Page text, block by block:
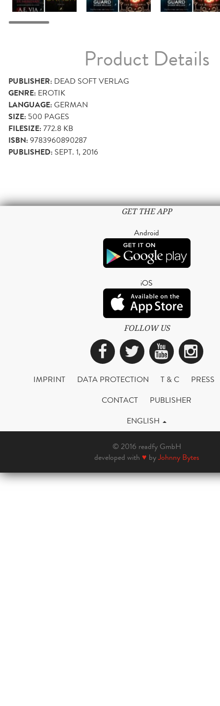
Product Details
PUBLISHER: DEAD SOFT VERLAG
GENRE: EROTIK
LANGUAGE:GERMAN
SIZE: 500 PAGES
FILESIZE:772.8 KB
ISBN:9783960890287
PUBLISHED: SEPT. 1, 2016
GET THE APP
Android
iOS
FOLLOW US
Facebook
Twitter
IMPRINT DATA PROTECTION T & C
PRESS
CONTACT
PUBLISHER
ENGLISH
© 2016 readfy GmbH
developed with ♥ byJohnny Bytes